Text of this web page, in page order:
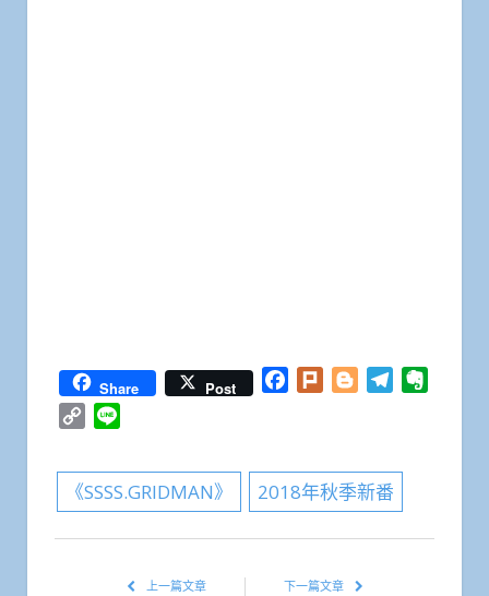
Share Post Facebook
Plurk BloggerTelegram
Copy
《SSSS.GRIDMAN》 2018年秋季新番
上一篇文章 下一篇文章